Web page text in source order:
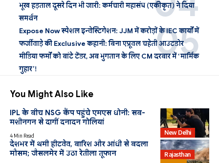
भूख हड़ताल दूसरे दिन भी जारी: कर्मचारी महासंघ (एकीकृत) ने दिया
समर्थन
Expose Now स्पेशल इन्वेस्टिगेशन: JJM में करोड़ों के IEC कार्यों में
फर्जीवाड़े की Exclusive कहानी: बिना एप्रूवल चहेती आउटडोर
मीडिया फर्मों को बांटे टेंडर, अब भुगतान के लिए CM दरबार में ‘मार्मिक
गुहार’!
You Might Also Like
New Delhi
IPL के बीच NSG कैंप पहुंचे एमएस धोनी: सब-
मशीनगन से दागीं दनादन गोलियां
4 Min Read
Rajasthan
देशभर में थमी हीटवेव, बारिश और आंधी से बदला
मौसम; जैसलमेर में उठा रेतीला तूफान